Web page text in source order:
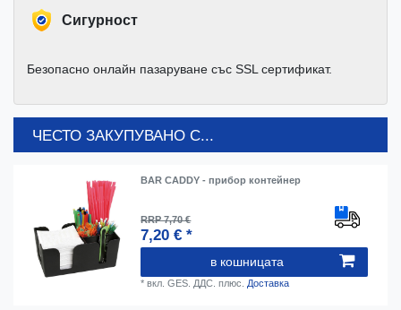
Cигурност
Безопасно онлайн пазаруване със SSL сертификат.
ЧЕСТО ЗАКУПУВАНО С...
BAR CADDY - прибор контейнер
RRP 7,70 €
7,20 € *
в кошницата
*вкл. GES. ДДС. плюс. Доставка